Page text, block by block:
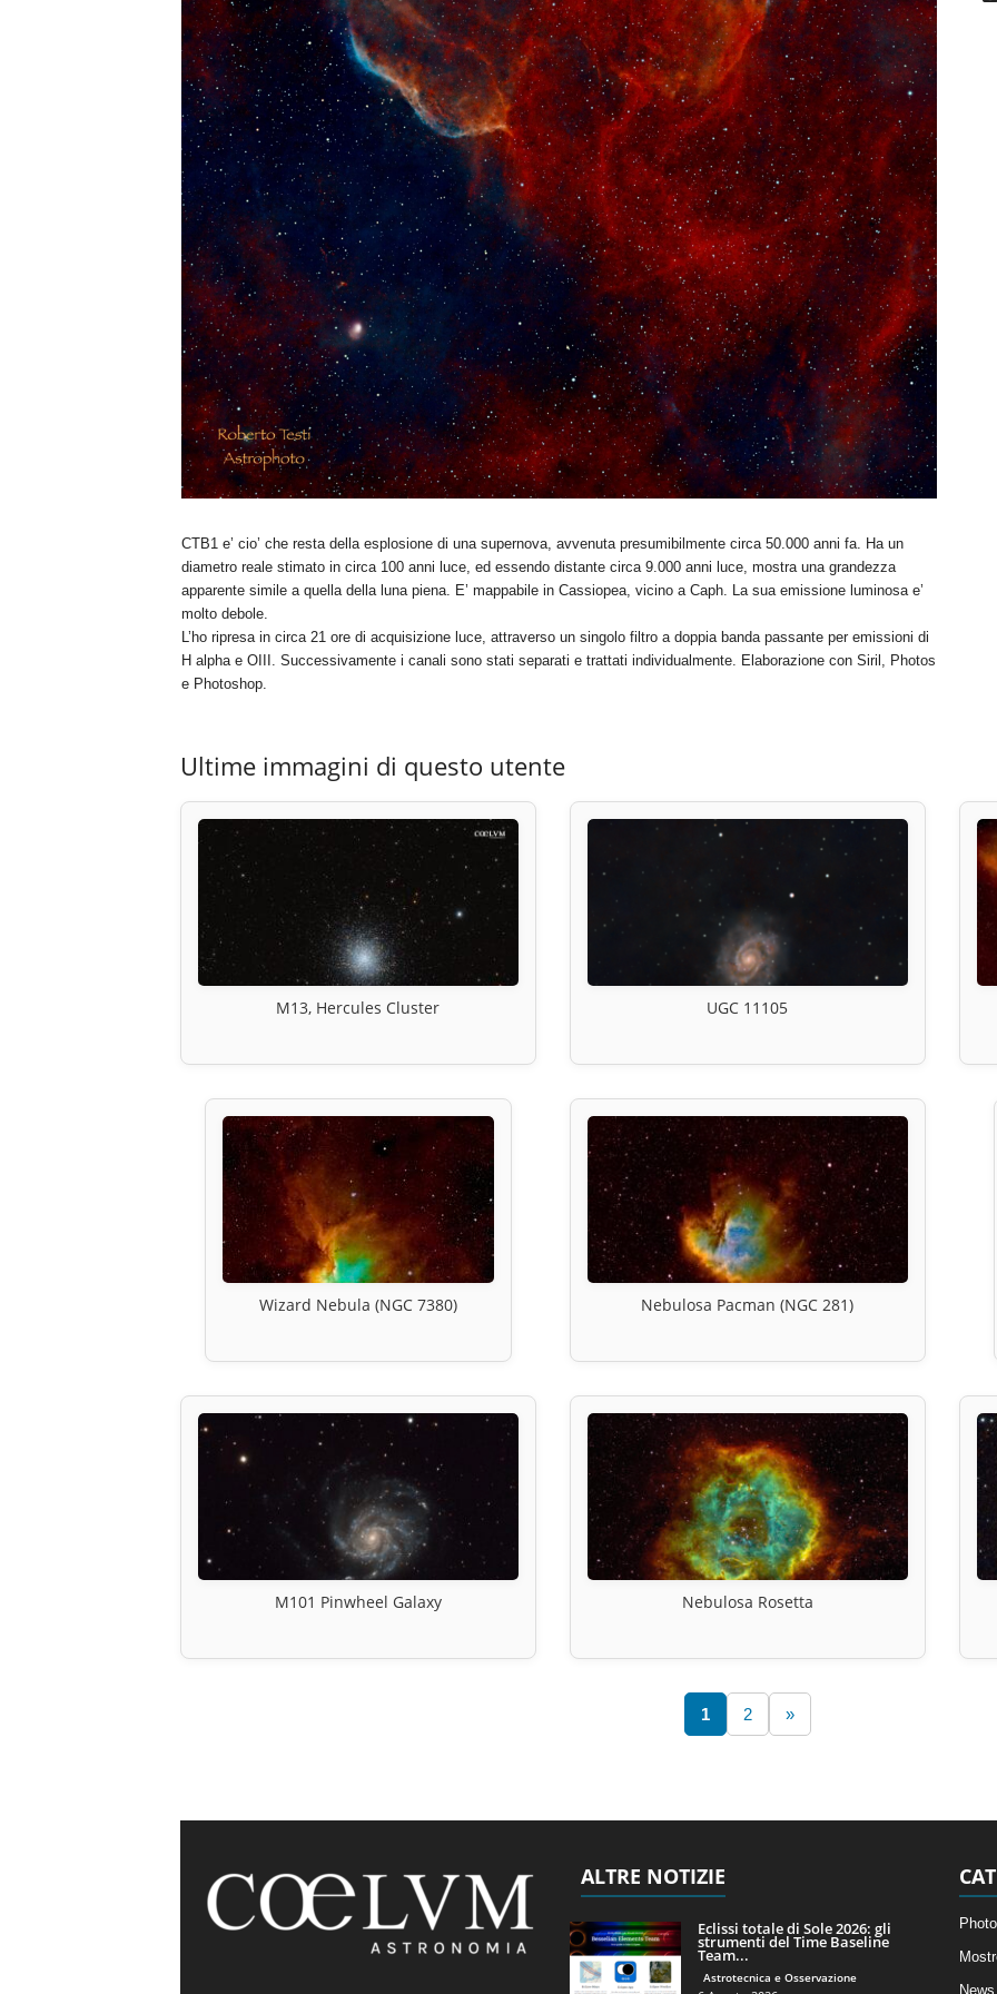
CTB1 e’ cio’ che resta della esplosione di una supernova, avvenuta presumibilmente circa 50.000 anni fa. Ha un
diametro reale stimato in circa 100 anni luce, ed essendo distante circa 9.000 anni luce, mostra una grandezza
apparente simile a quella della luna piena. E’ mappabile in Cassiopea, vicino a Caph. La sua emissione luminosa e’
molto debole.
L’ho ripresa in circa 21 ore di acquisizione luce, attraverso un singolo filtro a doppia banda passante per emissioni di
H alpha e OIII. Successivamente i canali sono stati separati e trattati individualmente. Elaborazione con Siril, Photos
e Photoshop.
Ultime immagini di questo utente
M13, Hercules Cluster UGC 11105
Wizard Nebula (NGC 7380) Nebulosa Pacman (NGC 281)
M101 Pinwheel Galaxy Nebulosa Rosetta
1 2 »
ALTRE NOTIZIE
Eclissi totale di Sole 2026: gli
strumenti del Time Baseline
Team...
Astrotecnica e Osservazione